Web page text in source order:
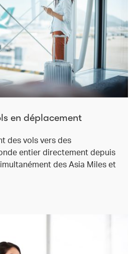
en déplacement
des vols vers des
entier directement depuis
des Asia Miles et